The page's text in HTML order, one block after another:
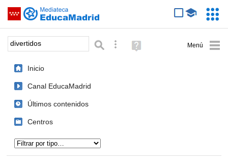
Saltar navegación
Palabra o frase: Búsqueda avanzada
Ayuda
(en
Inicio
Canal EducaMadrid
Últimos contenidos
Centros